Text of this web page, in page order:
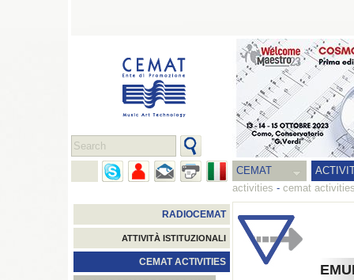
CEMAT
activities - cemat
RADIOCEMAT
ATTIVITÀ ISTITUZIONALI
CEMAT ACTIVITIES